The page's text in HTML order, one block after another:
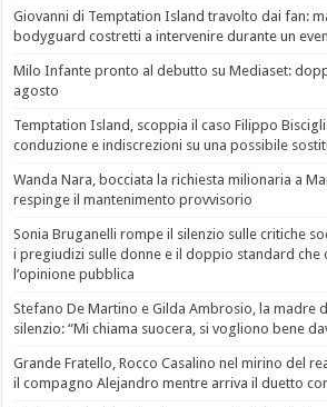
Giovanni di Temptation Island travolto dai fan:
bodyguard costretti a intervenire durante un
Milo Infante pronto al debutto su Mediaset:
agosto
Temptation Island, scoppia il caso Filippo
conduzione e indiscrezioni su una possibile
Wanda Nara, bocciata la richiesta milionaria a
respinge il mantenimento provvisorio
Sonia Bruganelli rompe il silenzio sulle critiche
i pregiudizi sulle donne e il doppio standard che
l’opinione pubblica
Stefano De Martino e Gilda Ambrosio, la madre
silenzio: “Mi chiama suocera, si vogliono bene
Grande Fratello, Rocco Casalino nel mirino del
il compagno Alejandro mentre arriva il duetto